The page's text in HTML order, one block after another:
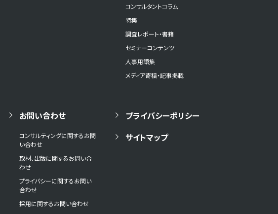
コンサルタントコラム
特集
調査レポート・書籍
セミナーコンテンツ
人事用語集
メディア寄稿・記事掲載
お問い合わせ
コンサルティングに関するお問
い合わせ
取材、出版に関するお問い合
わせ
プライバシーに関するお問い
合わせ
採用に関するお問い合わせ
プライバシーポリシー
サイトマップ